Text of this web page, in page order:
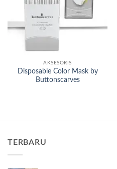
AKSESORIS
Disposable Color Mask by
Buttonscarves
TERBARU